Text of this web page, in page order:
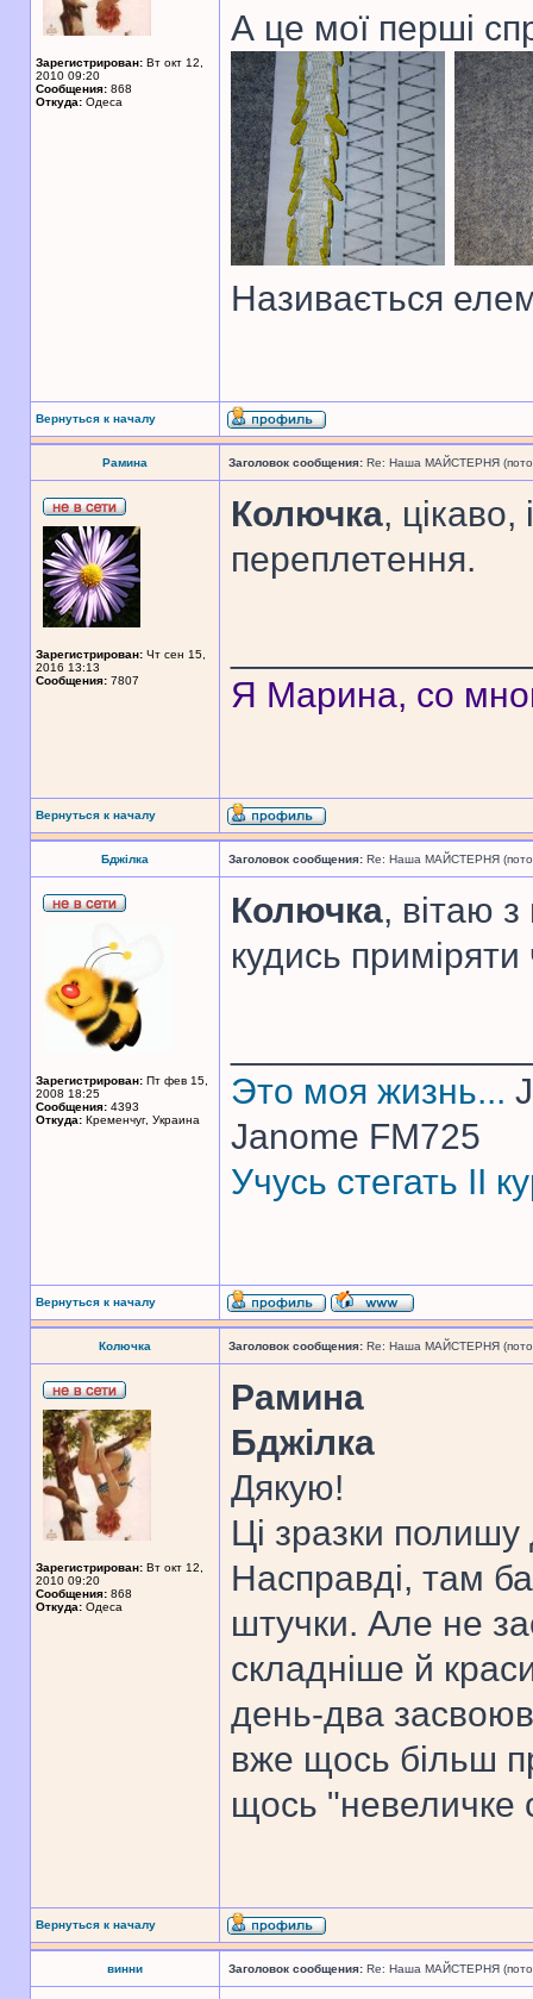
Зарегистрирован: Вт окт 12,
2010 09:20
Сообщения: 868
Откуда: Одеса
А це мої перші
Називається
Вернуться к началу
Рамина Заголовок сообщения: Re: Наша МАЙСТЕРНЯ
Зарегистрирован: Чт сен 15,
2016 13:13
Сообщения: 7807
Колючка,
переплетення.
Я Марина, со
Вернуться к началу
Бджілка Заголовок сообщения: Re: Наша МАЙСТЕРНЯ
Зарегистрирован: Пт фев 15,
2008 18:25
Сообщения: 4393
Откуда: Кременчуг, Украина
Колючка, вітаю
кудись приміряти
Это моя жизнь...
Janome FM725
Учусь стегать II
Вернуться к началу
Колючка Заголовок сообщения: Re: Наша МАЙСТЕРНЯ
Зарегистрирован: Вт окт 12,
2010 09:20
Сообщения: 868
Откуда: Одеса
Рамина
Бджілка
Дякую!
Ці зразки полишу
Насправді, там
штучки. Але не
складніше й
день-два
вже щось більш
щось "невеличке
Вернуться к началу
винни Заголовок сообщения: Re: Наша МАЙСТЕРНЯ